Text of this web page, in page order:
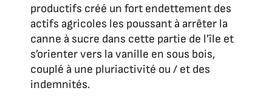
productifs créé un fort endettement des
actifs agricoles les poussant à arrêter la
canne à sucre dans cette partie de l’île et
s’orienter vers la vanille en sous bois,
couplé à une pluriactivité ou / et des
indemnités.